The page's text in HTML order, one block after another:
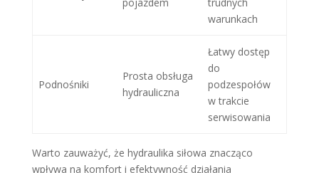
warunkach
Podnośniki
Prosta obsługa
hydrauliczna
Łatwy dostęp
do
podzespołów
w trakcie
serwisowania
Warto zauważyć, że hydraulika siłowa znacząco
wpływa na komfort i efektywność działania